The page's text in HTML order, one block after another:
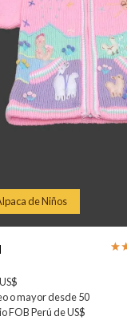
de Niños
o mayor desde 50
FOB Perú de US$